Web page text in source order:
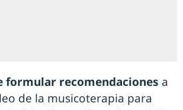
formular recomendaciones a
de la musicoterapia para